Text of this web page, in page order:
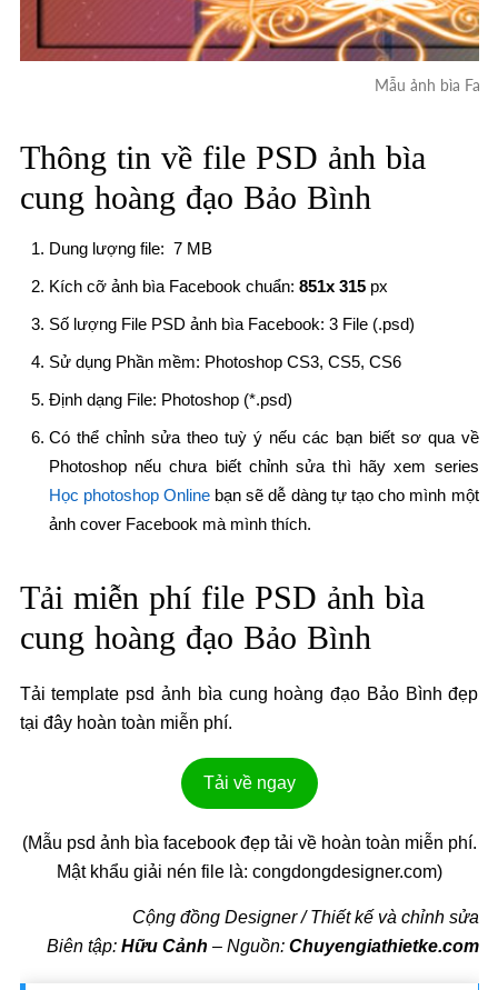
Mẫu ảnh bìa
Thông tin về file PSD ảnh bìa
cung hoàng đạo Bảo Bình
Dung lượng file: 7 MB
Kích cỡ ảnh bìa Facebook chuẩn: 851x 315px
Số lượng File PSD ảnh bìa Facebook: 3 File (.psd)
Sử dụng Phần mềm: Photoshop CS3, CS5, CS6
Định dạng File: Photoshop (*.psd)
Có thể chỉnh sửa theo tuỳ ý nếu các bạn biết sơ qua về
Photoshop nếu chưa biết chỉnh sửa thì hãy xem series
Học photoshop Onlinebạn sẽ dễ dàng tự tạo cho mình một
ảnh cover Facebook mà mình thích.
Tải miễn phí file PSD ảnh bìa
cung hoàng đạo Bảo Bình
Tải template psd ảnh bìa cung hoàng đạo Bảo Bình đẹp
tại đây hoàn toàn miễn phí.
Tải về ngay
(Mẫu psd ảnh bìa facebook đẹp tải về hoàn toàn miễn phí.
Mật khẩu giải nén file là: congdongdesigner.com)
Cộng đồng Designer / Thiết kế và chỉnh sửa
Biên tập: Hữu Cảnh – Nguồn: Chuyengiathietke.com